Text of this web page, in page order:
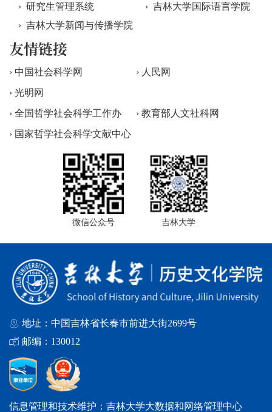
› 研究生管理系统
› 吉林大学国际语言学院
› 吉林大学新闻与传播学院
友情链接
› 中国社会科学网
› 人民网
› 光明网
› 全国哲学社会科学工作办
› 教育部人文社科网
› 国家哲学社会科学文献中心
微信公众号 吉林大学
地址：中国吉林省长春市前进大街2699号
邮编：130012
信息管理和技术维护：吉林大学大数据和网络管理中心